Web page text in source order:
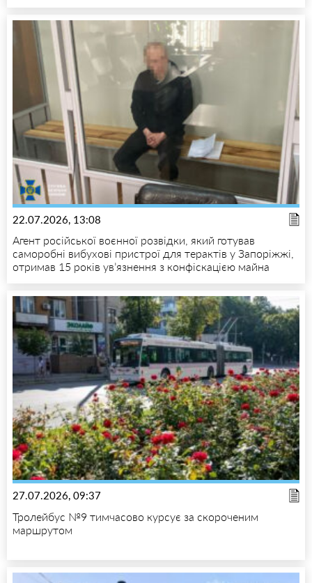
22.07.2026, 13:08
Агент російської воєнної розвідки, який готував
саморобні вибухові пристрої для терактів у Запоріжжі,
отримав 15 років ув’язнення з конфіскацією майна
27.07.2026, 09:37
Тролейбус №9 тимчасово курсує за скороченим
маршрутом